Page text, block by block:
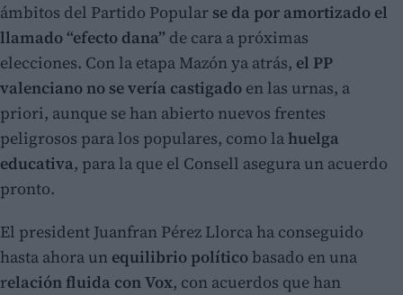
ámbitos del Partido Popular se da por amortizado el
llamado “efecto dana” de cara a próximas
elecciones. Con la etapa Mazón ya atrás, el PP
valenciano no se vería castigado en las urnas, a
priori, aunque se han abierto nuevos frentes
peligrosos para los populares, como lahuelga
educativa, para la que el Consell asegura un acuerdo
pronto.
El president Juanfran Pérez Llorca ha conseguido
hasta ahora un equilibrio político basado en una
relación fluida con Vox, con acuerdos que han